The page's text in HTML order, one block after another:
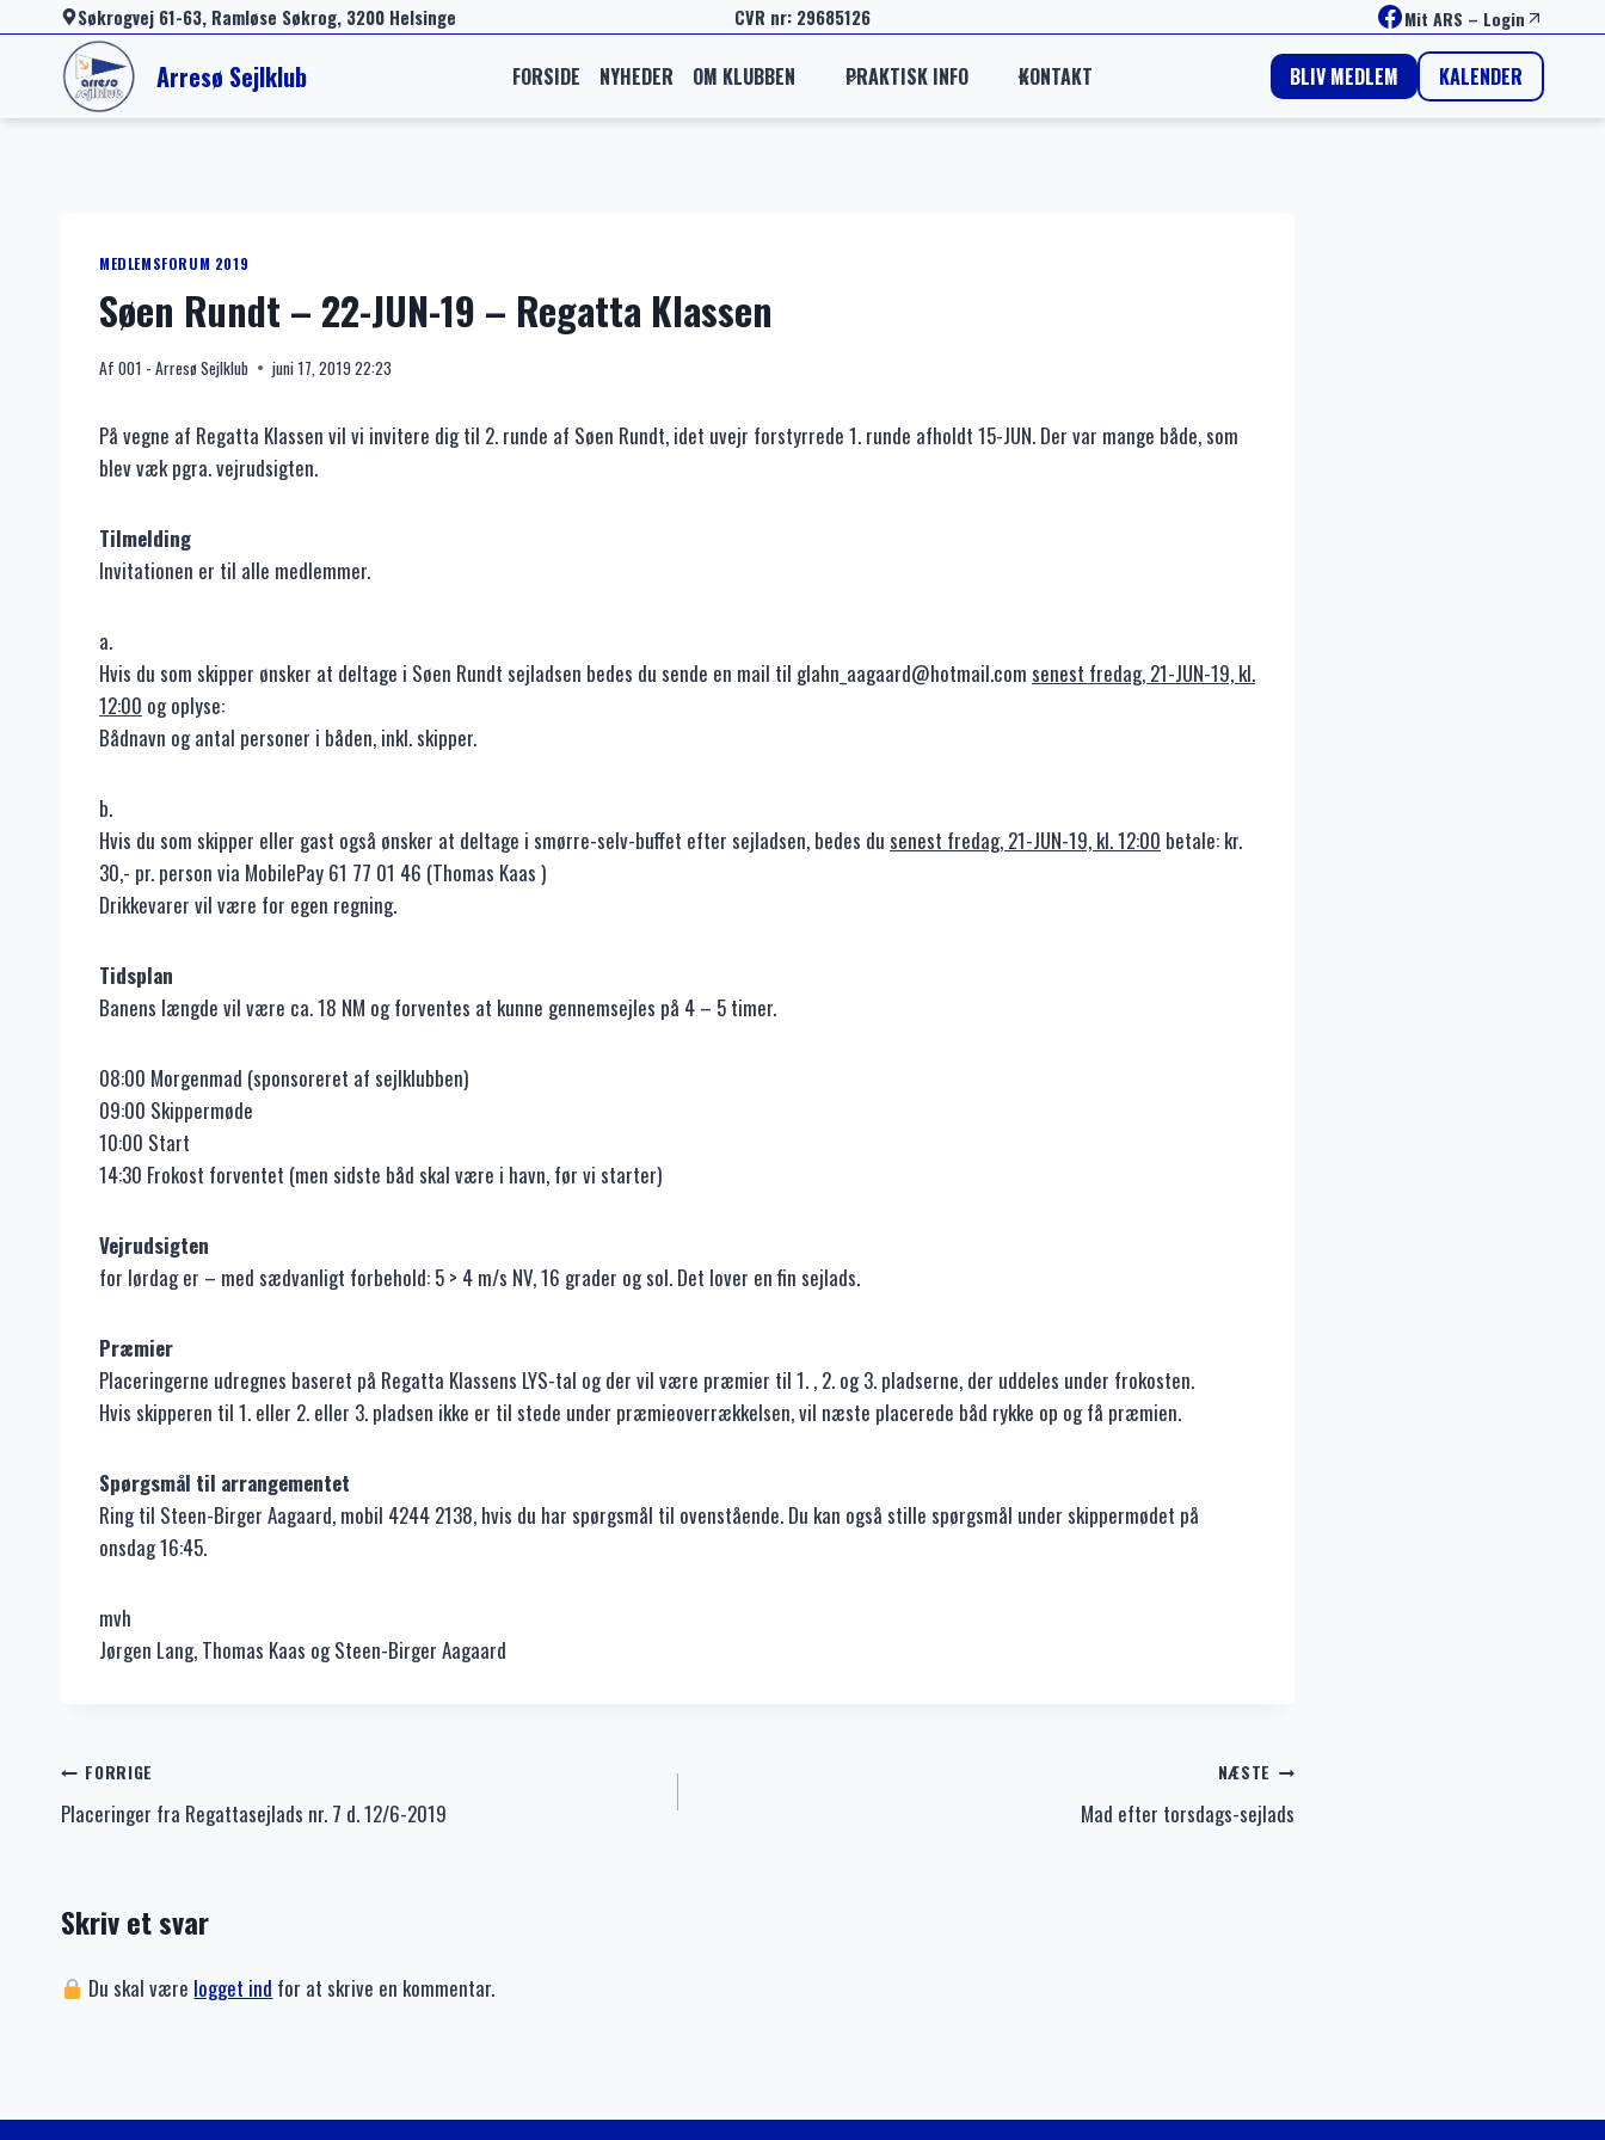
Søkrogvej 61-63, Ramløse Søkrog, 3200 Helsinge CVR nr: 29685126 Facebook
Mit ARS – Login
Arresø Sejlklub FORSIDE NYHEDER OM KLUBBEN PRAKTISK INFO KONTAKT BLIV MEDLEM KALENDER
MEDLEMSFORUM 2019
Søen Rundt – 22-JUN-19 – Regatta Klassen
Af 001 - Arresø Sejlklub juni 17, 2019 22:23
På vegne af Regatta Klassen vil vi invitere dig til 2. runde af Søen Rundt, idet uvejr forstyrrede 1. runde afholdt 15-JUN. Der var mange både, som
blev væk pgra. vejrudsigten.
Tilmelding
Invitationen er til alle medlemmer.
a.
Hvis du som skipper ønsker at deltage i Søen Rundt sejladsen bedes du sende en mail til glahn_aagaard@hotmail.com senest fredag, 21-JUN-19, kl.
12:00 og oplyse:
Bådnavn og antal personer i båden, inkl. skipper.
b.
Hvis du som skipper eller gast også ønsker at deltage i smørre-selv-buffet efter sejladsen, bedes du senest fredag, 21-JUN-19, kl. 12:00 betale: kr.
30,- pr. person via MobilePay 61 77 01 46 (Thomas Kaas )
Drikkevarer vil være for egen regning.
Tidsplan
Banens længde vil være ca. 18 NM og forventes at kunne gennemsejles på 4 – 5 timer.
08:00 Morgenmad (sponsoreret af sejlklubben)
09:00 Skippermøde
10:00 Start
14:30 Frokost forventet (men sidste båd skal være i havn, før vi starter)
Vejrudsigten
for lørdag er – med sædvanligt forbehold: 5 > 4 m/s NV, 16 grader og sol. Det lover en fin sejlads.
Præmier
Placeringerne udregnes baseret på Regatta Klassens LYS-tal og der vil være præmier til 1. , 2. og 3. pladserne, der uddeles under frokosten.
Hvis skipperen til 1. eller 2. eller 3. pladsen ikke er til stede under præmieoverrækkelsen, vil næste placerede båd rykke op og få præmien.
Spørgsmål til arrangementet
Ring til Steen-Birger Aagaard, mobil 4244 2138, hvis du har spørgsmål til ovenstående. Du kan også stille spørgsmål under skippermødet på
onsdag 16:45.
mvh
Jørgen Lang, Thomas Kaas og Steen-Birger Aagaard
Indlægsnavigation
FORRIGE
Placeringer fra Regattasejlads nr. 7 d. 12/6-2019
NÆSTE
Mad efter torsdags-sejlads
Skriv et svar
Du skal være logget ind for at skrive en kommentar.